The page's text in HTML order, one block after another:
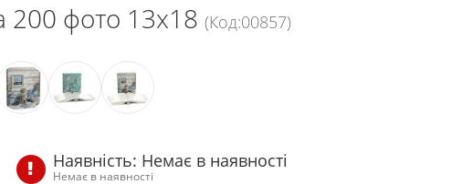
200 фото 13х18 (Код:00857)
Наявність: Немає в наявності
Немає в наявності